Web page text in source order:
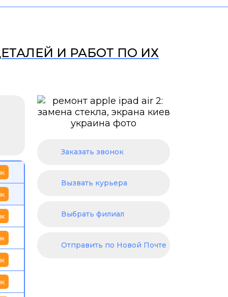
И РАБОТ ПО ИХ
Заказать звонок
Вызвать курьера
Выбрать филиал
Отправить по Новой Почте